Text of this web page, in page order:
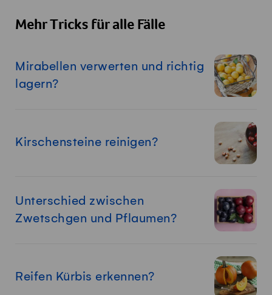
Mehr Tricks für alle Fälle
Mirabellen verwerten und richtig
lagern?
Kirschensteine reinigen?
Unterschied zwischen
Zwetschgen und Pflaumen?
Reifen Kürbis erkennen?